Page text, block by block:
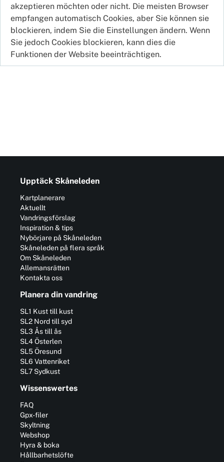
akzeptieren möchten oder nicht. Die meisten Browser
empfangen automatisch Cookies, aber Sie können sie
blockieren, indem Sie die Einstellungen ändern. Wenn
Sie jedoch Cookies blockieren, kann dies die
Funktionen der Website beeinträchtigen.
Upptäck Skåneleden
Kartplanerare
Aktuellt
Vandringsförslag
Inspiration & tips
Nybörjare på Skåneleden
Skåneleden på flera språk
Om Skåneleden
Allemansrätten
Kontakta oss
Planera din vandring
SL1 Kust till kust
SL2 Nord till syd
SL3 Ås till ås
SL4 Österlen
SL5 Öresund
SL6 Vattenriket
SL7 Sydkust
Wissenswertes
FAQ
Gpx-filer
Skyltning
Webshop
Hyra & boka
Hållbarhetslöfte